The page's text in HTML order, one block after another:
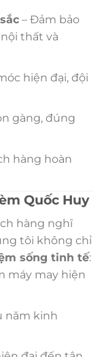
– Đảm bảo
thất và
hiện đại, đội
gàng, đúng
hàng hoàn
Quốc Huy
hàng nghĩ
tôi không chỉ
sống tinh tế:
máy may hiện
năm kinh